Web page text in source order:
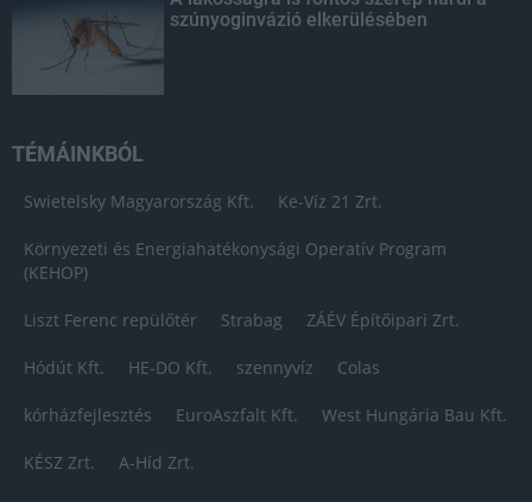
szúnyoginvázió elkerülésében
TÉMÁINKBÓL
Swietelsky Magyarország Kft. Ke-Víz 21 Zrt.
Környezeti és Energiahatékonysági Operatív Program
(KEHOP)
Liszt Ferenc repülőtér Strabag ZÁÉV Építőipari Zrt.
Hódút Kft. HE-DO Kft. szennyvíz Colas
kórházfejlesztés EuroAszfalt Kft. West Hungária Bau Kft.
KÉSZ Zrt. A-Híd Zrt.